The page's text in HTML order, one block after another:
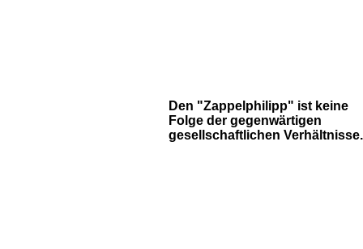
Den "Zappelphilipp" ist keine
Folge der gegenwärtigen
gesellschaftlichen Verhältnisse.